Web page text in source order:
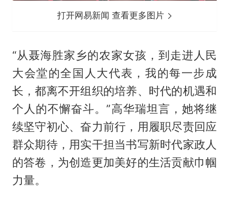
打开网易新闻 查看更多图片
“从聂海胜家乡的农家女孩，到走进人民
大会堂的全国人大代表，我的每一步成
长，都离不开组织的培养、时代的机遇和
个人的不懈奋斗。”高华瑞坦言，她将继
续坚守初心、奋力前行，用履职尽责回应
群众期待，用实干担当书写新时代家政人
的答卷，为创造更加美好的生活贡献巾帼
力量。